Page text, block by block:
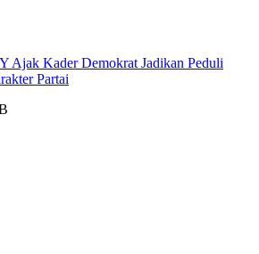
Ajak Kader Demokrat Jadikan Peduli
Partai